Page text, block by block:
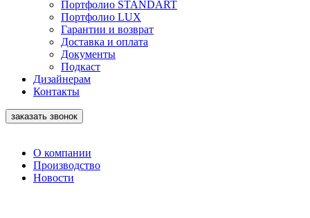
Портфолио STANDART
Портфолио LUX
Гарантии и возврат
Доставка и оплата
Документы
Подкаст
Дизайнерам
Контакты
заказать звонок
О компании
Производство
Новости